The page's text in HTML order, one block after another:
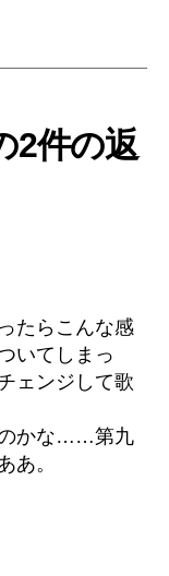
2件の返
たらこんな感
いてしまっ
ェンジして歌
のかな……第九
あ。